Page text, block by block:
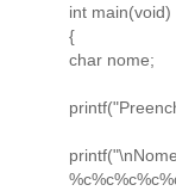
int main(void)
{
char nome;